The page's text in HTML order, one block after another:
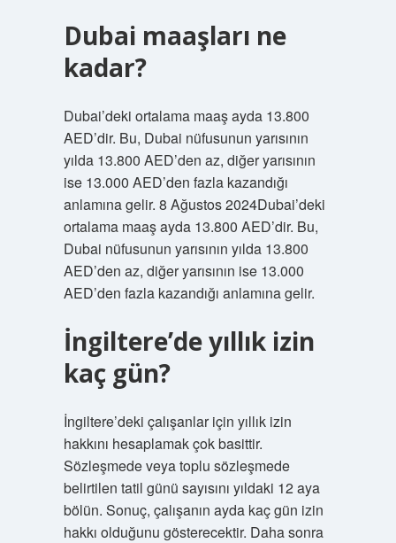
Dubai maaşları ne
kadar?
Dubai’deki ortalama maaş ayda 13.800
AED’dir. Bu, Dubai nüfusunun yarısının
yılda 13.800 AED’den az, diğer yarısının
ise 13.000 AED’den fazla kazandığı
anlamına gelir. 8 Ağustos 2024Dubai’deki
ortalama maaş ayda 13.800 AED’dir. Bu,
Dubai nüfusunun yarısının yılda 13.800
AED’den az, diğer yarısının ise 13.000
AED’den fazla kazandığı anlamına gelir.
İngiltere’de yıllık izin
kaç gün?
İngiltere’deki çalışanlar için yıllık izin
hakkını hesaplamak çok basittir.
Sözleşmede veya toplu sözleşmede
belirtilen tatil günü sayısını yıldaki 12 aya
bölün. Sonuç, çalışanın ayda kaç gün izin
hakkı olduğunu gösterecektir. Daha sonra